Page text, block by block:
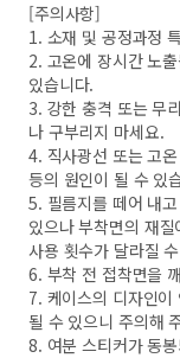
[주의사항]
1. 소재 및 공정과정
2. 고온에 장시간 노
있습니다.
3. 강한 충격 또는 무
나 구부리지 마세요.
4. 직사광선 또는 고
등의 원인이 될 수 있
5. 필름지를 떼어 내
있으나 부착면의 재
사용 횟수가 달라질
6. 부착 전 접착면을
7. 케이스의 디자인
될 수 있으니 주의해
8. 여분 스티커가 동